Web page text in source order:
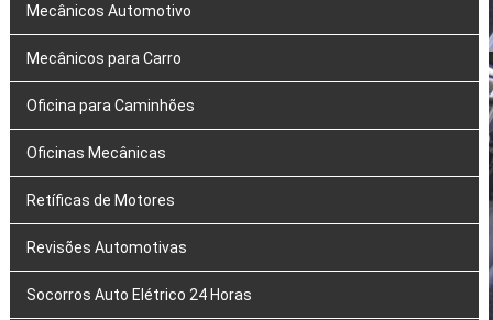
Mecânicos Automotivo
Mecânicos para Carro
Oficina para Caminhões
Oficinas Mecânicas
Retíficas de Motores
Revisões Automotivas
Socorros Auto Elétrico 24 Horas